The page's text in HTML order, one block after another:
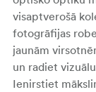
visaptverošā
fotogrāfijas
jaunām
un radiet
Ienirstiet